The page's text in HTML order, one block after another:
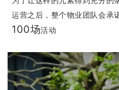
运营之后，整个物业团队会承
100场活动